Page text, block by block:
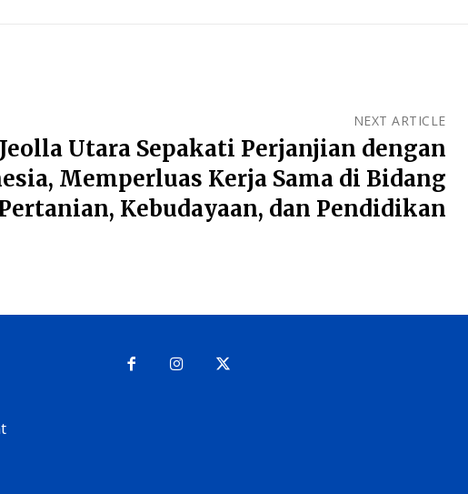
NEXT ARTICLE
Utara Sepakati Perjanjian dengan
Memperluas Kerja Sama di Bidang
Kebudayaan, dan Pendidikan